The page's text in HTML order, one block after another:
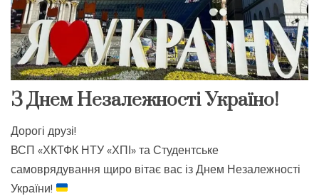
З Днем Незалежності Україно!
Дорогі друзі!
ВСП «ХКТФК НТУ «ХПІ» та Студентське
самоврядування щиро вітає вас із Днем Незалежності
України!